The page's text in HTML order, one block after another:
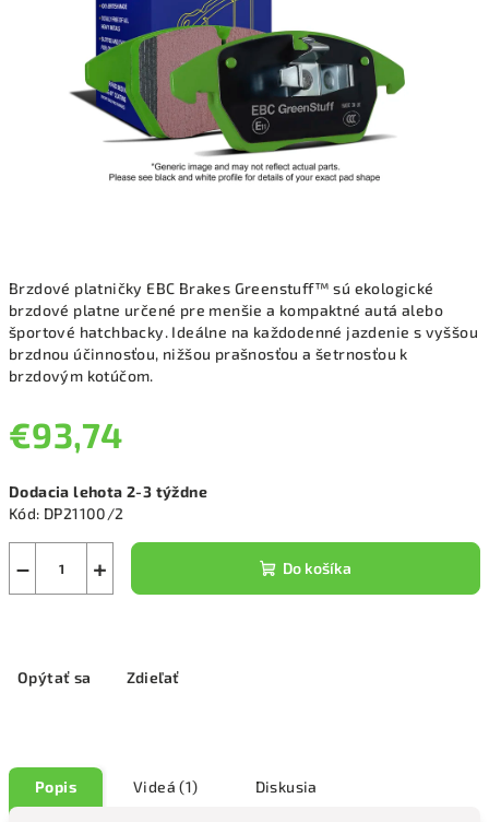
Brzdové platničky EBC Brakes Greenstuff™ sú ekologické
brzdové platne určené pre menšie a kompaktné autá alebo
športové hatchbacky. Ideálne na každodenné jazdenie s vyššou
brzdnou účinnosťou, nižšou prašnosťou a šetrnosťou k
brzdovým kotúčom.
€93,74
cena:
Dodacia lehota 2-3 týždne
Kód: DP21100/2
+
− Do košíka
Opýtať sa Zdieľať
Popis Videá (1) Diskusia